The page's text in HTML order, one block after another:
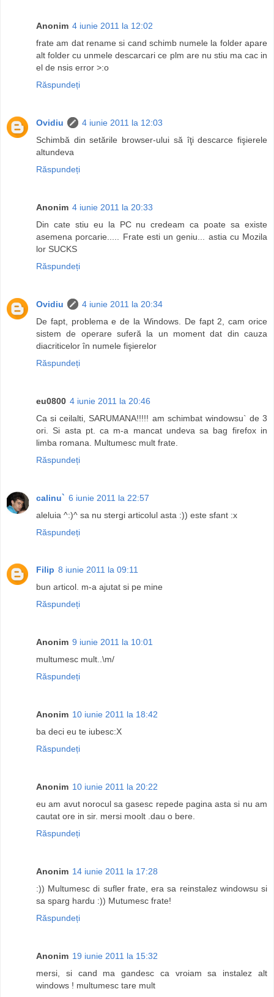
Anonim 4 iunie 2011 la 12:02
frate am dat rename si cand schimb numele la folder apare
alt folder cu unmele descarcari ce plm are nu stiu ma cac in
el de nsis error >:o
Răspundeți
Ovidiu
4 iunie 2011 la 12:03
Schimbă din setările browser-ului să îţi descarce fişierele
altundeva
Răspundeți
Anonim 4 iunie 2011 la 20:33
Din cate stiu eu la PC nu credeam ca poate sa existe
asemena porcarie..... Frate esti un geniu... astia cu Mozila
lor SUCKS
Răspundeți
Ovidiu
4 iunie 2011 la 20:34
De fapt, problema e de la Windows. De fapt 2, cam orice
sistem de operare suferă la un moment dat din cauza
diacriticelor în numele fişierelor
Răspundeți
eu0800 4 iunie 2011 la 20:46
Ca si ceilalti, SARUMANA!!!!! am schimbat windowsu` de 3
ori. Si asta pt. ca m-a mancat undeva sa bag firefox in
limba romana. Multumesc mult frate.
Răspundeți
calinu` 6 iunie 2011 la 22:57
aleluia ^:)^ sa nu stergi articolul asta :)) este sfant :x
Răspundeți
Filip 8 iunie 2011 la 09:11
bun articol. m-a ajutat si pe mine
Răspundeți
Anonim 9 iunie 2011 la 10:01
multumesc mult..\m/
Răspundeți
Anonim 10 iunie 2011 la 18:42
ba deci eu te iubesc:X
Răspundeți
Anonim 10 iunie 2011 la 20:22
eu am avut norocul sa gasesc repede pagina asta si nu am
cautat ore in sir. mersi moolt .dau o bere.
Răspundeți
Anonim 14 iunie 2011 la 17:28
:)) Multumesc di sufler frate, era sa reinstalez windowsu si
sa sparg hardu :)) Mutumesc frate!
Răspundeți
Anonim 19 iunie 2011 la 15:32
mersi, si cand ma gandesc ca vroiam sa instalez alt
windows ! multumesc tare mult